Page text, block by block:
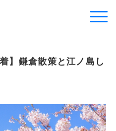
】鎌倉散策と江ノ島し